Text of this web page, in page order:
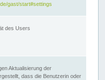
gast/start#settings
des Users
Aktualisierung der
dass die Benutzerin oder